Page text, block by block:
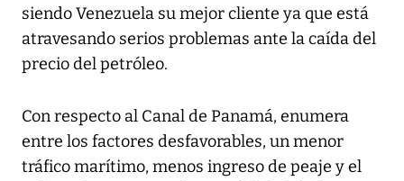
siendo Venezuela su mejor cliente ya que está
atravesando serios problemas ante la caída del
precio del petróleo.
Con respecto al Canal de Panamá, enumera
entre los factores desfavorables, un menor
tráfico marítimo, menos ingreso de peaje y el